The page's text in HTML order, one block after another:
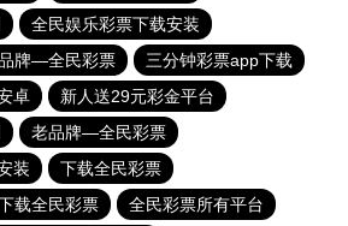
全民娱乐彩票下载安装
牌—全民彩票
三分钟彩票app下载
卓
新人送29元彩金平台
老品牌—全民彩票
装
下载全民彩票
载全民彩票
全民彩票所有平台